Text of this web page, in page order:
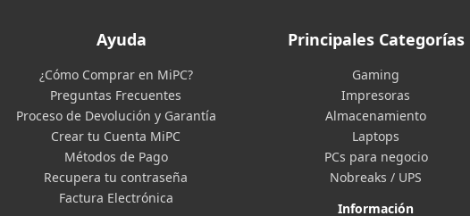
Ayuda
¿Cómo Comprar en MiPC?
Preguntas Frecuentes
Proceso de Devolución y Garantía
Crear tu Cuenta MiPC
Métodos de Pago
Recupera tu contraseña
Factura Electrónica
Principales Categorías
Gaming
Impresoras
Almacenamiento
Laptops
PCs para negocio
Nobreaks / UPS
Información